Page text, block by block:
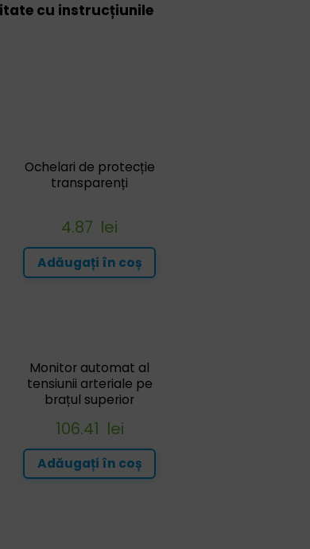
cu instrucțiunile
Ochelari de protecție
transparenți
4.87 lei
Adăugați în coș
Monitor automat al
tensiunii arteriale pe
brațul superior
106.41 lei
Adăugați în coș